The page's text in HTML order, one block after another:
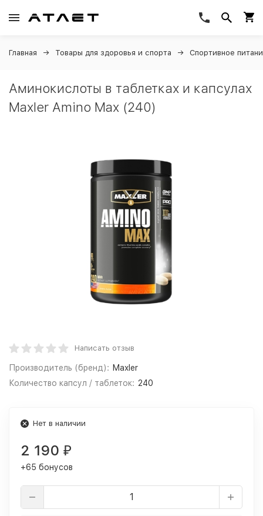
Главная Товары для здоровья и спорта Спортивное
Аминокислоты в таблетках и капсулах
Maxler Amino Max (240)
Написать отзыв
Производитель (бренд): Maxler
Количество капсул / таблеток: 240
Нет в наличии
2 190 ₽
+65 бонусов